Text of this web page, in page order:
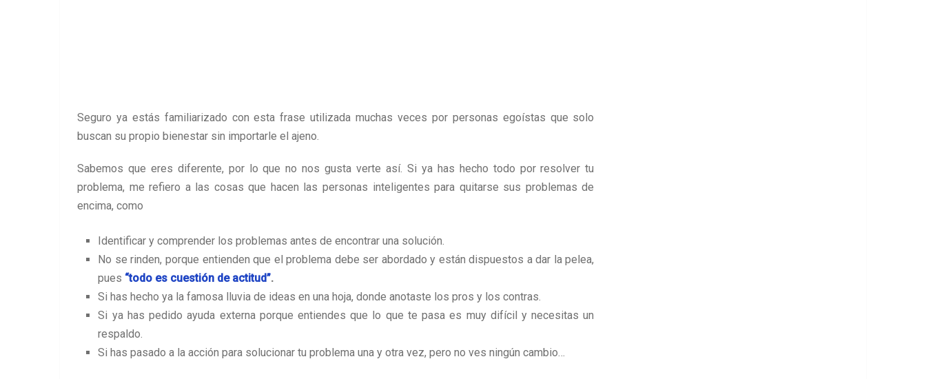
Seguro ya estás familiarizado con esta frase utilizada muchas veces por personas egoístas que solo
buscan su propio bienestar sin importarle el ajeno.
Sabemos que eres diferente, por lo que no nos gusta verte así. Si ya has hecho todo por resolver tu
problema, me refiero a las cosas que hacen las personas inteligentes para quitarse sus problemas de
encima, como
Identificar y comprender los problemas antes de encontrar una solución.
No se rinden, porque entienden que el problema debe ser abordado y están dispuestos a dar la pelea,
pues “todo es cuestión de actitud”.
Si has hecho ya la famosa lluvia de ideas en una hoja, donde anotaste los pros y los contras.
Si ya has pedido ayuda externa porque entiendes que lo que te pasa es muy difícil y necesitas un
respaldo.
Si has pasado a la acción para solucionar tu problema una y otra vez, pero no ves ningún cambio…